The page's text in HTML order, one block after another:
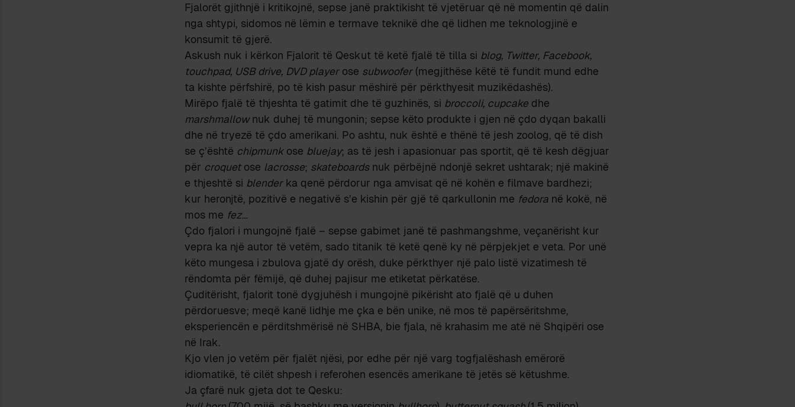
Fjalorët gjithnjë i kritikojnë, sepse janë praktikisht të vjetëruar që në momentin që dalin
nga shtypi, sidomos në lëmin e termave teknikë dhe që lidhen me teknologjinë e
konsumit të gjerë.
Askush nuk i kërkon Fjalorit të Qeskut të ketë fjalë të tilla si blog, Twitter, Facebook,
touchpad, USB drive, DVD playerose subwoofer(megjithëse këtë të fundit mund edhe
ta kishte përfshirë, po të kish pasur mëshirë për përkthyesit muzikëdashës).
Mirëpo fjalë të thjeshta të gatimit dhe të guzhinës, si broccoli, cupcake dhe
marshmallownuk duhej të mungonin; sepse këto produkte i gjen në çdo dyqan bakalli
dhe në tryezë të çdo amerikani. Po ashtu, nuk është e thënë të jesh zoolog, që të dish
se ç’është chipmunkose bluejay; as të jesh i apasionuar pas sportit, që të kesh dëgjuar
për croquetose lacrosse; skateboardsnuk përbëjnë ndonjë sekret ushtarak; një makinë
e thjeshtë si blenderka qenë përdorur nga amvisat që në kohën e filmave bardhezi;
kur heronjtë, pozitivë e negativë s’e kishin për gjë të qarkullonin me fedora në kokë, në
mos me fez…
Çdo fjalori i mungojnë fjalë – sepse gabimet janë të pashmangshme, veçanërisht kur
vepra ka një autor të vetëm, sado titanik të ketë qenë ky në përpjekjet e veta. Por unë
këto mungesa i zbulova gjatë dy orësh, duke përkthyer një palo listë vizatimesh të
rëndomta për fëmijë, që duhej pajisur me etiketat përkatëse.
Çuditërisht, fjalorit tonë dygjuhësh i mungojnë pikërisht ato fjalë që u duhen
përdoruesve; meqë kanë lidhje me çka e bën unike, në mos të papërsëritshme,
eksperiencën e përditshmërisë në SHBA, bie fjala, në krahasim me atë në Shqipëri ose
në Irak.
Kjo vlen jo vetëm për fjalët njësi, por edhe për një varg togfjalëshash emërorë
idiomatikë, të cilët shpesh i referohen esencës amerikane të jetës së këtushme.
Ja çfarë nuk gjeta dot te Qesku: